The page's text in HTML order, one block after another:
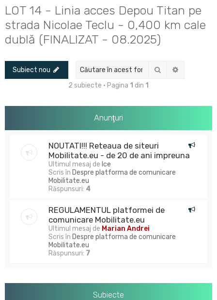
LOT 14 - Linia acces Depou Titan pe
strada Nicolae Teclu - 0,400 km cale
dublă (FINALIZAT - 08.2025)
Subiect nou Căutare
2 subiecte • Pagina 1 din 1
Anunţuri
NOUTATI!!! Reteaua de siteuri
Mobilitate.eu - de 20 de ani impreuna
Ultimul mesaj de Ice
Scris în Despre platforma de comunicare
Mobilitate.eu
Răspunsuri: 4
REGULAMENTUL platformei de
comunicare Mobilitate.eu
Ultimul mesaj de Marian Andrei
Scris în Despre platforma de comunicare
Mobilitate.eu
Răspunsuri: 7
Subiecte